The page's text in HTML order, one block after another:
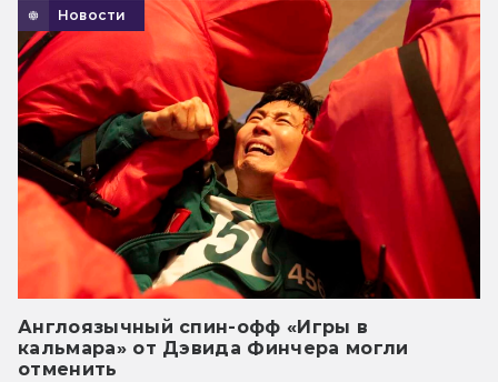
Новости
Англоязычный спин-офф «Игры в
кальмара» от Дэвида Финчера могли
отменить